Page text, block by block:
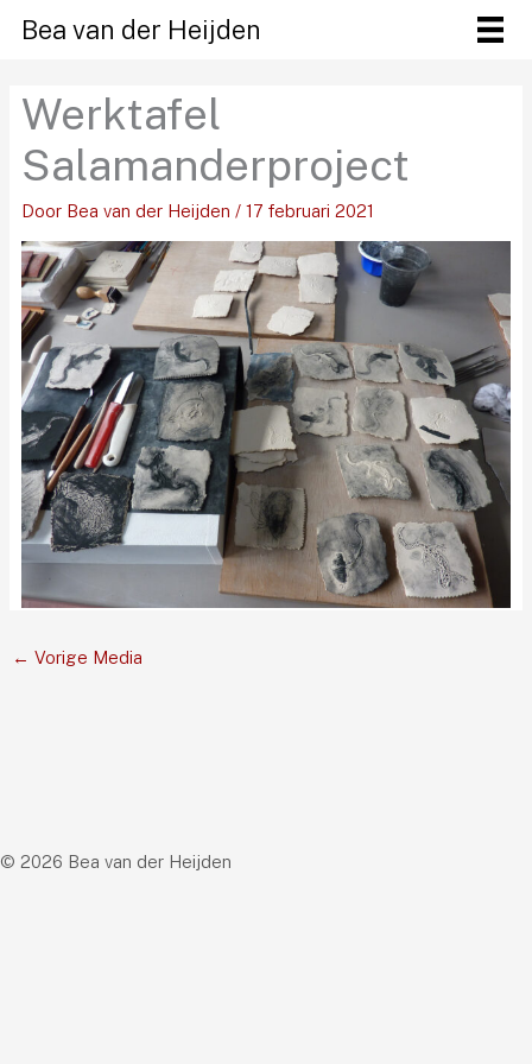
naar
inhoud
Bea van der Heijden
Werktafel
Salamanderproject
Door Bea van der Heijden / 17 februari 2021
← Vorige Media
© 2026 Bea van der Heijden